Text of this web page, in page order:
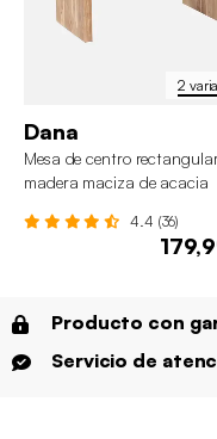
2
Dana
Mesa de centro
madera maciza de acacia
4.4 (36)
Producto con
Servicio de